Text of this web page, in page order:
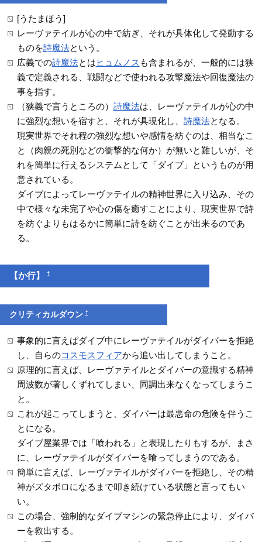
[うたまほう]
レーヴァテイルが心の中で紡ぎ、それが具体化して発動する
ものを詩魔法という。
広義での詩魔法とは ヒュムノス も含まれるが、一般的には狭
義で定義される、戦闘などで使われる攻撃魔法や回復魔法の
事を指す。
（狭義で言うところの） 詩魔法は、レーヴァテイルが心の中
に強烈な想いを宿すと、それが具現化し、 詩魔法となる。
現実世界でそれ程の強烈な想いや感情を紡ぐのは、相当なこ
と（肉親の死別などの衝撃的な何か）が無いと難しいが、そ
れを簡単に行えるシステムとして「ダイブ」というものが用
意されている。
ダイブによってレーヴァテイルの精神世界に入り込み、その
中で様々な未完了や心の傷を癒すことにより、現実世界で詩
を紡ぐよりもはるかに簡単に詩を紡ぐことが出来るのであ
る。
【か行】†
クリティカルダウン†
事象的に言えばダイブ中にレーヴァテイルがダイバーを拒絶
し、自らのコスモスフィアから追い出してしまうこと。
原理的に言えば、レーヴァテイルとダイバーの意識する精神
周波数が著しくずれてしまい、同調出来なくなってしまうこ
と。
これが起こってしまうと、ダイバーは最悪命の危険を伴うこ
とになる。
ダイブ屋業界では「喰われる」と表現したりもするが、まさ
に、レーヴァテイルがダイバーを喰ってしまうのである。
簡単に言えば、レーヴァテイルがダイバーを拒絶し、その精
神がズタボロになるまで叩き続けている状態と言ってもい
い。
この場合、強制的なダイブマシンの緊急停止により、ダイバ
ーを救出する。